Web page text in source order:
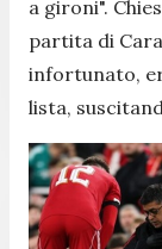
a gironi".
partita di
infortunato,
lista,